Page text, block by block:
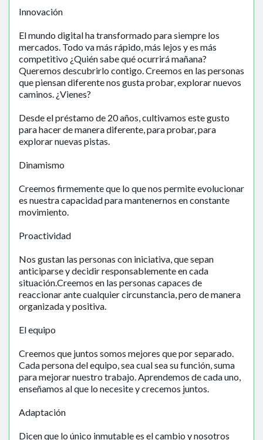
Innovación
El mundo digital ha transformado para siempre los
mercados. Todo va más rápido, más lejos y es más
competitivo ¿Quién sabe qué ocurrirá mañana?
Queremos descubrirlo contigo. Creemos en las personas
que piensan diferente nos gusta probar, explorar nuevos
caminos. ¿Vienes?
Desde el préstamo de 20 años, cultivamos este gusto
para hacer de manera diferente, para probar, para
explorar nuevas pistas.
Dinamismo
Creemos firmemente que lo que nos permite evolucionar
es nuestra capacidad para mantenernos en constante
movimiento.
Proactividad
Nos gustan las personas con iniciativa, que sepan
anticiparse y decidir responsablemente en cada
situación.Creemos en las personas capaces de
reaccionar ante cualquier circunstancia, pero de manera
organizada y positiva.
El equipo
Creemos que juntos somos mejores que por separado.
Cada persona del equipo, sea cual sea su función, suma
para mejorar nuestro trabajo. Aprendemos de cada uno,
enseñamos al que lo necesite y crecemos juntos.
Adaptación
Dicen que lo único inmutable es el cambio y nosotros